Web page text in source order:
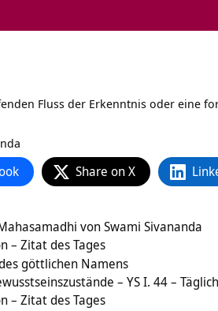
Fluss der Erkenntnis oder eine
Share on X
von Swami Sivananda
– Zitat des Tages
göttlichen Namens
– YS I. 44 –
– Zitat des Tages